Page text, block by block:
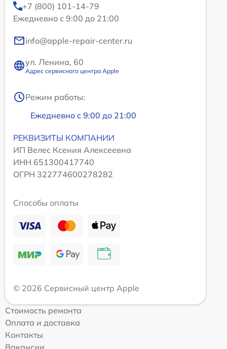
+7 (800) 101-14-79
Ежедневно с 9:00 до 21:00
info@apple-repair-center.ru
ул. Ленина, 60
Адрес сервисного центра Apple
Режим работы:
Ежедневно с 9:00 до 21:00
РЕКВИЗИТЫ КОМПАНИИ
ИП Велес Ксения Алексеевна
ИНН 651300417740
ОГРН 322774600278282
Способы оплаты
© 2026 Сервисный центр Apple
Стоимость ремонта
Оплата и доставка
Контакты
Вакансии